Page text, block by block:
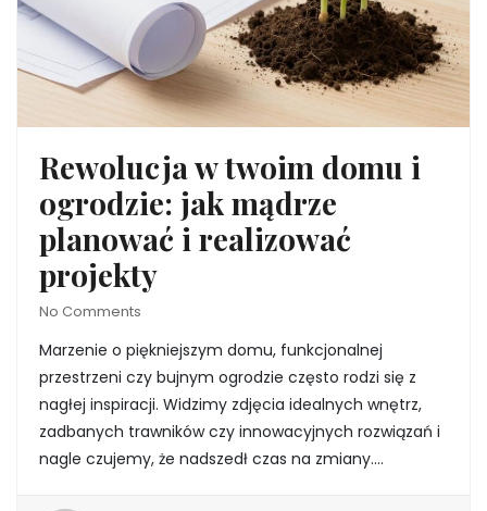
Rewolucja w twoim domu i
ogrodzie: jak mądrze
planować i realizować
projekty
No Comments
Marzenie o piękniejszym domu, funkcjonalnej
przestrzeni czy bujnym ogrodzie często rodzi się z
nagłej inspiracji. Widzimy zdjęcia idealnych wnętrz,
zadbanych trawników czy innowacyjnych rozwiązań i
nagle czujemy, że nadszedł czas na zmiany….